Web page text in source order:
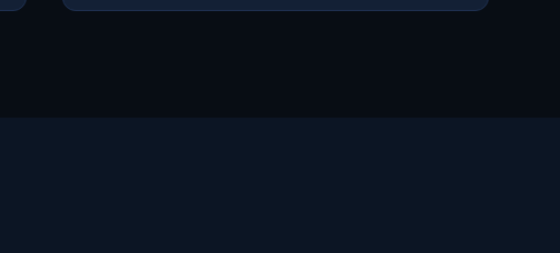
esos datos en insights accionables sobre atención,